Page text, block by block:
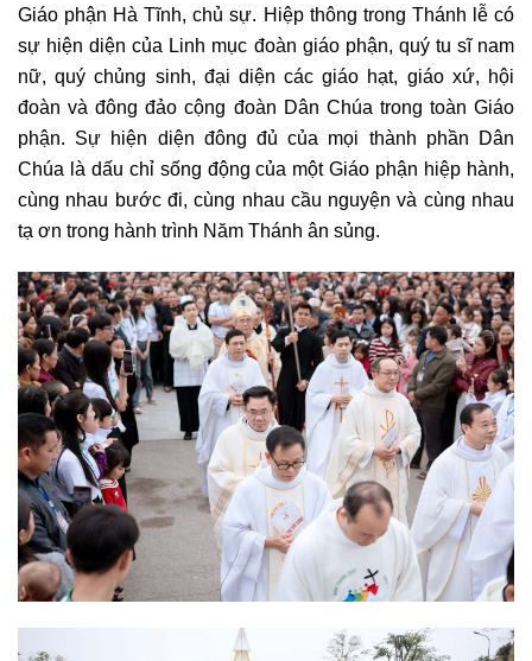
Giáo phận Hà Tĩnh, chủ sự. Hiệp thông trong Thánh lễ có
sự hiện diện của Linh mục đoàn giáo phận, quý tu sĩ nam
nữ, quý chủng sinh, đại diện các giáo hạt, giáo xứ, hội
đoàn và đông đảo cộng đoàn Dân Chúa trong toàn Giáo
phận. Sự hiện diện đông đủ của mọi thành phần Dân
Chúa là dấu chỉ sống động của một Giáo phận hiệp hành,
cùng nhau bước đi, cùng nhau cầu nguyện và cùng nhau
tạ ơn trong hành trình Năm Thánh ân sủng.